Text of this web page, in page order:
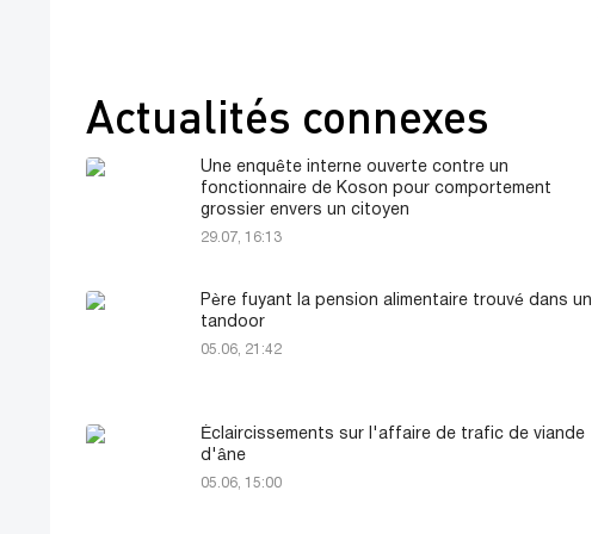
Actualités connexes
Une enquête interne ouverte contre un
fonctionnaire de Koson pour comportement
grossier envers un citoyen
29.07, 16:13
Père fuyant la pension alimentaire trouvé dans un
tandoor
05.06, 21:42
Éclaircissements sur l'affaire de trafic de viande
d'âne
05.06, 15:00